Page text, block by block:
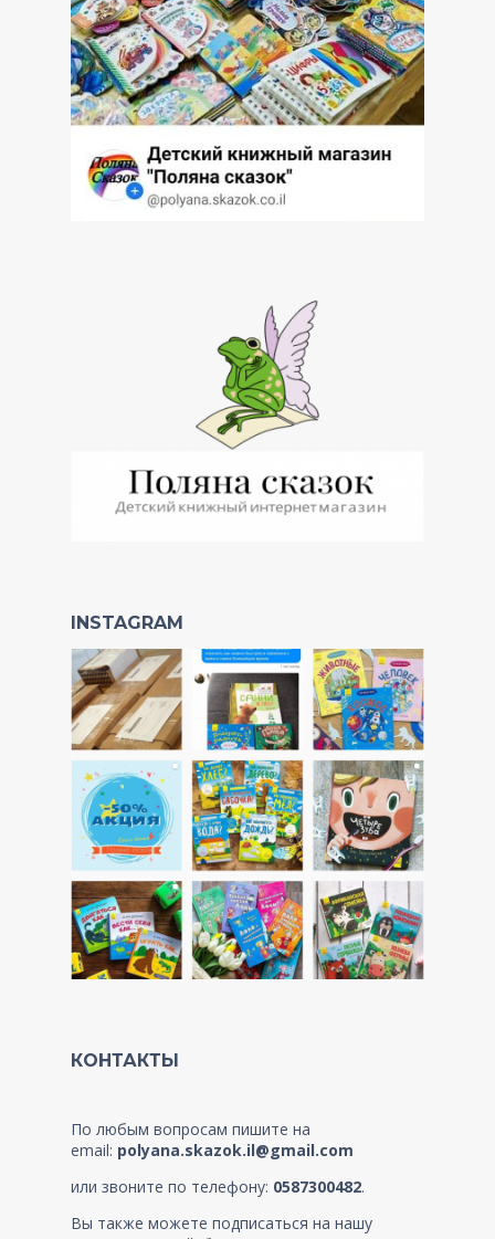
INSTAGRAM
КОНТАКТЫ
По любым вопросам пишите на
email: polyana.skazok.il@gmail.com
или звоните по телефону: 0587300482.
Вы также можете подписаться на нашу